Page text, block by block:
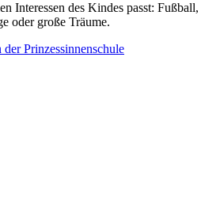
Interessen des Kindes passt: Fußball,
oder große Träume.
der Prinzessinnenschule